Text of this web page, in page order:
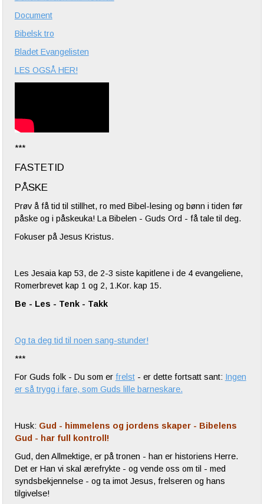
Document
Bibelsk tro
Bladet Evangelisten
LES OGSÅ HER!
***
FASTETID
PÅSKE
Prøv å få tid til stillhet, ro med Bibel-lesing og bønn i tiden før
påske og i påskeuka! La Bibelen - Guds Ord - få tale til deg.
Fokuser på Jesus Kristus.
Les Jesaia kap 53, de 2-3 siste kapitlene i de 4 evangeliene,
Romerbrevet kap 1 og 2, 1.Kor. kap 15.
Be - Les - Tenk - Takk
Og ta deg tid til noen sang-stunder!
***
For Guds folk - Du som er frelst- er dette fortsatt sant: Ingen
er så trygg i fare, som Guds lille barneskare.
Husk: Gud - himmelens og jordens skaper - Bibelens
Gud - har full kontroll!
Gud, den Allmektige, er på tronen - han er historiens Herre.
Det er Han vi skal ærefrykte - og vende oss om til - med
syndsbekjennelse - og ta imot Jesus, frelseren og hans
tilgivelse!